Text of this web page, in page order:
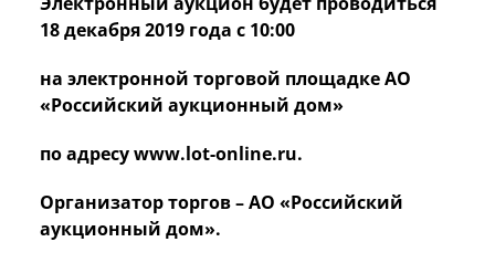
18 декабря 2019 года с 10:00
на электронной торговой площадке АО
«Российский аукционный дом»
по адресу www.lot-online.ru.
Организатор торгов – АО «Российский
аукционный дом».